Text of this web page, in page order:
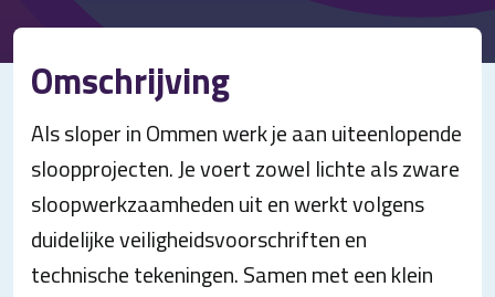
Omschrijving
Als sloper in Ommen werk je aan uiteenlopende
sloopprojecten. Je voert zowel lichte als zware
sloopwerkzaamheden uit en werkt volgens
duidelijke veiligheidsvoorschriften en
technische tekeningen. Samen met een klein